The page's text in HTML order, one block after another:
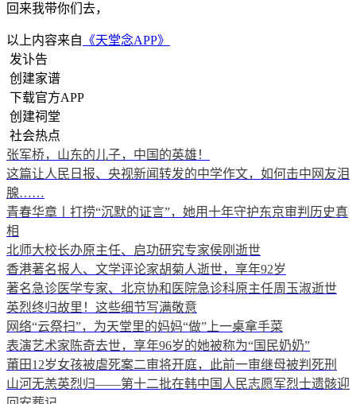
回来我带你们去，
以上内容来自 《天堂念APP》
发讣告
创建家谱
下载官方APP
创建祠堂
社会热点
张军桥，山东的儿子，中国的英雄！
这篇让人民日报、央视新闻转发的中学作文，如何击中网友泪
腺……
青春华章丨打捞“沉默的证言”，她用十年守护东京审判历史真
相
北师大校长办原主任、启功研究专家侯刚逝世
香港著名报人、文学评论家胡菊人逝世，享年92岁
著名急诊医学专家、北京协和医院急诊科原主任周玉淑逝世
英烈终归故里！这些细节写满敬意
网络“云祭扫”，为天堂里的妈妈“做”上一桌拿手菜
表演艺术家陈奇去世，享年96岁的她被称为“国民奶奶”
莆田12岁女孩被虐死案二审将开庭，此前一审继母被判死刑
山河无恙英烈归——第十二批在韩中国人民志愿军烈士遗骸迎